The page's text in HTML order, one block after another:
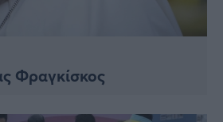
Φραγκίσκος